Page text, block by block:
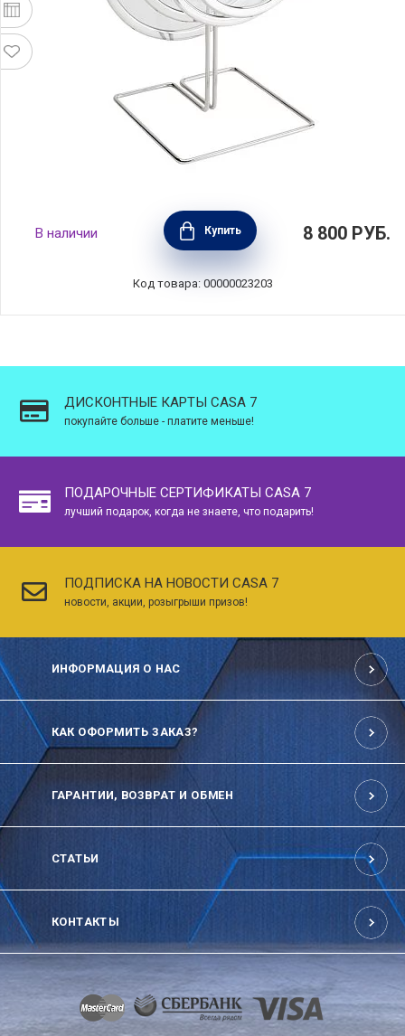
Подставка-держатель для плоских крышек
от 14 до 26 см, материал нержавеющая
сталь 18/10, Cristel, Франция, SUPPKS
В наличии Купить 8 800 РУБ.
Код товара: 00000023203
ДИСКОНТНЫЕ КАРТЫ CASA 7
покупайте больше - платите меньше!
ПОДАРОЧНЫЕ СЕРТИФИКАТЫ CASA 7
лучший подарок, когда не знаете, что подарить!
ПОДПИСКА НА НОВОСТИ CASA 7
новости, акции, розыгрыши призов!
ИНФОРМАЦИЯ О НАС
КАК ОФОРМИТЬ ЗАКАЗ?
ГАРАНТИИ, ВОЗВРАТ И ОБМЕН
СТАТЬИ
КОНТАКТЫ